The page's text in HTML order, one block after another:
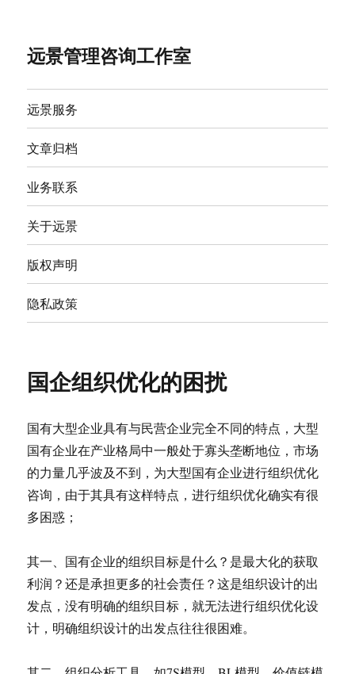
远景管理咨询工作室
远景服务
文章归档
业务联系
关于远景
版权声明
隐私政策
国企组织优化的困扰
国有大型企业具有与民营企业完全不同的特点，大型
国有企业在产业格局中一般处于寡头垄断地位，市场
的力量几乎波及不到，为大型国有企业进行组织优化
咨询，由于其具有这样特点，进行组织优化确实有很
多困惑；
其一、国有企业的组织目标是什么？是最大化的获取
利润？还是承担更多的社会责任？这是组织设计的出
发点，没有明确的组织目标，就无法进行组织优化设
计，明确组织设计的出发点往往很困难。